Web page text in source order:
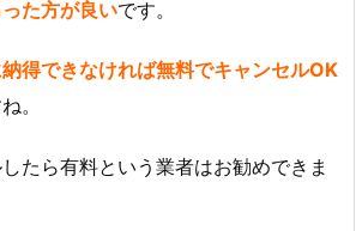
た方が良いです。
得できなければ無料でキャンセルOK
。
たら有料という業者はお勧めできま